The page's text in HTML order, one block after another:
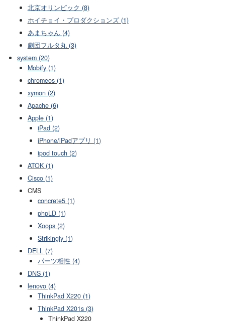
北京オリンピック (8)
ホイチョイ・プロダクションズ (1)
あまちゃん (4)
劇団フルタ丸 (3)
system (20)
Mobify (1)
chromeos (1)
xymon (2)
Apache (6)
Apple (1)
iPad (2)
iPhone/iPadアプリ (1)
ipod touch (2)
ATOK (1)
Cisco (1)
CMS
concrete5 (1)
phpLD (1)
Xoops (2)
Strikingly (1)
DELL (7)
パーツ相性 (4)
DNS (1)
lenovo (4)
ThinkPad X220 (1)
ThinkPad X201s (3)
ThinkPad X220